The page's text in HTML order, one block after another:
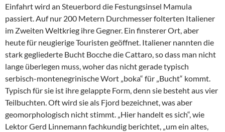
Einfahrt wird an Steuerbord die Festungsinsel Mamula
passiert. Auf nur 200 Metern Durchmesser folterten Italiener
im Zweiten Weltkrieg ihre Gegner. Ein finsterer Ort, aber
heute für neugierige Touristen geöffnet. Italiener nannten die
stark gegliederte Bucht Bocche die Cattaro, so dass man nicht
lange überlegen muss, woher das nicht gerade typisch
serbisch-montenegrinische Wort „boka“ für „Bucht“ kommt.
Typisch für sie ist ihre gelappte Form, denn sie besteht aus vier
Teilbuchten. Oft wird sie als Fjord bezeichnet, was aber
geomorphologisch nicht stimmt. „Hier handelt es sich“, wie
Lektor Gerd Linnemann fachkundig berichtet, „um ein altes,